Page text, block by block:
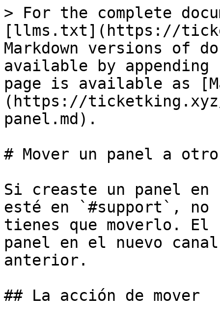
> For the complete
[llms.txt](https://
Markdown versions of
available by
page is available as
(https://ticketking.xyz/
panel.md).
# Mover un panel a
Si creaste un panel
esté en `#support`,
tienes que moverlo.
panel en el nuevo
anterior.
## La acción de mover